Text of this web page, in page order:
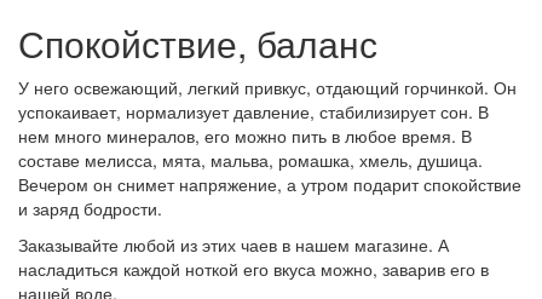
Спокойствие, баланс
У него освежающий, легкий привкус, отдающий горчинкой. Он
успокаивает, нормализует давление, стабилизирует сон. В
нем много минералов, его можно пить в любое время. В
составе мелисса, мята, мальва, ромашка, хмель, душица.
Вечером он снимет напряжение, а утром подарит спокойствие
и заряд бодрости.
Заказывайте любой из этих чаев в нашем магазине. А
насладиться каждой ноткой его вкуса можно, заварив его в
нашей воде.